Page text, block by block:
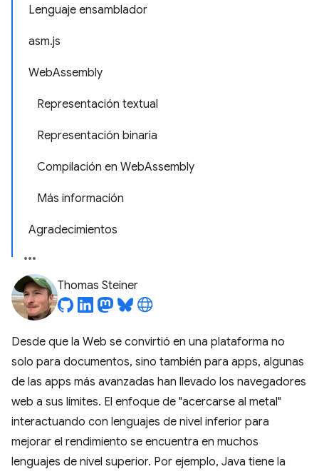
Lenguaje ensamblador
asm.js
WebAssembly
Representación textual
Representación binaria
Compilación en WebAssembly
Más información
Agradecimientos
Thomas Steiner
Desde que la Web se convirtió en una plataforma no
solo para documentos, sino también para apps, algunas
de las apps más avanzadas han llevado los navegadores
web a sus límites. El enfoque de "acercarse al metal"
interactuando con lenguajes de nivel inferior para
mejorar el rendimiento se encuentra en muchos
lenguajes de nivel superior. Por ejemplo, Java tiene la